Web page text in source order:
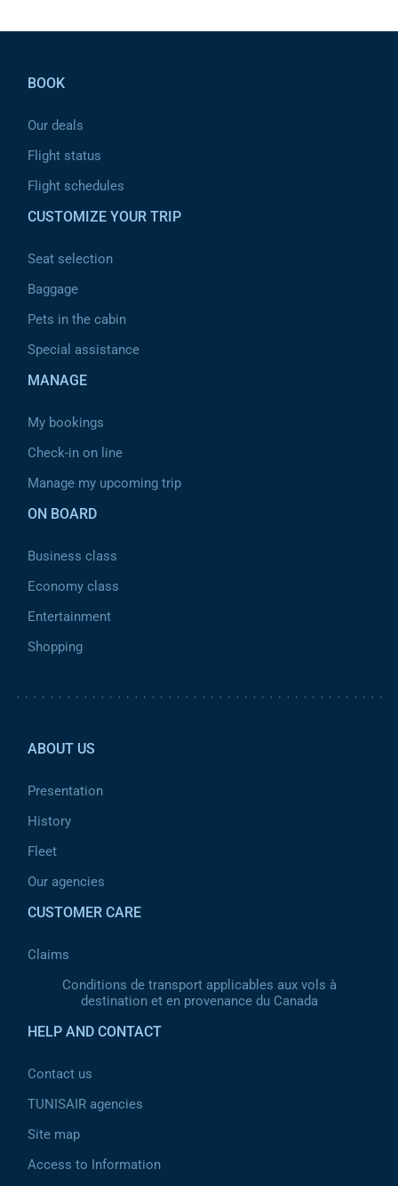
BOOK
Our deals
Flight status
Flight schedules
CUSTOMIZE YOUR TRIP
Seat selection
Baggage
Pets in the cabin
Special assistance
MANAGE
My bookings
Check-in on line
Manage my upcoming trip
ON BOARD
Business class
Economy class
Entertainment
Shopping
ABOUT US
Presentation
History
Fleet
Our agencies
CUSTOMER CARE
Claims
Conditions de transport applicables aux vols à
destination et en provenance du Canada
HELP AND CONTACT
Contact us
TUNISAIR agencies
Site map
Access to Information